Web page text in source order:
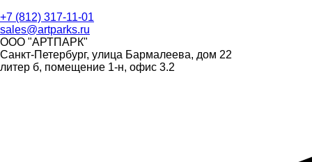
+7 (812) 317-11-01
sales@artparks.ru
ООО "АРТПАРК"
Санкт-Петербург, улица Бармалеева, дом 22
литер б, помещение 1-н, офис 3.2